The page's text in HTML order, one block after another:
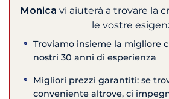
Monica vi aiuterà a trovare la
le vostre
Troviamo insieme la migliore
nostri 30 anni di esperienza
Migliori prezzi garantiti: se
conveniente altrove, ci